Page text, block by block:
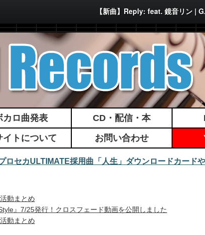
【新曲】Reply: feat. 鏡音リン |
カロ曲発表 CD・配信・本
イトについて お問い合わせ
ロセカULTIMATE採用曲「人生」ダウンロードカード
動まとめ
』7/25発行！クロスフェード動画を公開しました
動まとめ